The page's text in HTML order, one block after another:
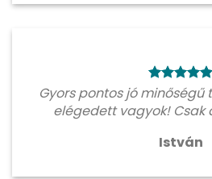
Gyors pontos jó minőségű
elégedett vagyok! Csak
István